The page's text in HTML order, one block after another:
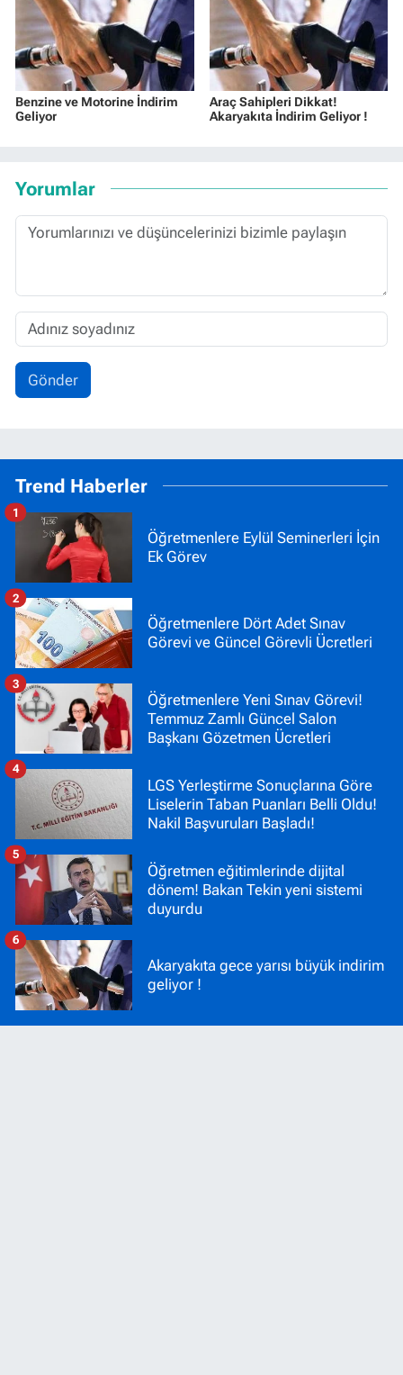
Benzine ve Motorine İndirim
Geliyor
Araç Sahipleri Dikkat!
Akaryakıta İndirim Geliyor !
Yorumlar
Gönder
Trend Haberler
Öğretmenlere Eylül Seminerleri İçin
Ek Görev
1
Öğretmenlere Dört Adet Sınav
Görevi ve Güncel Görevli Ücretleri
2
Öğretmenlere Yeni Sınav Görevi!
Temmuz Zamlı Güncel Salon
Başkanı Gözetmen Ücretleri
3
LGS Yerleştirme Sonuçlarına Göre
Liselerin Taban Puanları Belli Oldu!
Nakil Başvuruları Başladı!
4
Öğretmen eğitimlerinde dijital
dönem! Bakan Tekin yeni sistemi
duyurdu
5
Akaryakıta gece yarısı büyük indirim
geliyor !
6